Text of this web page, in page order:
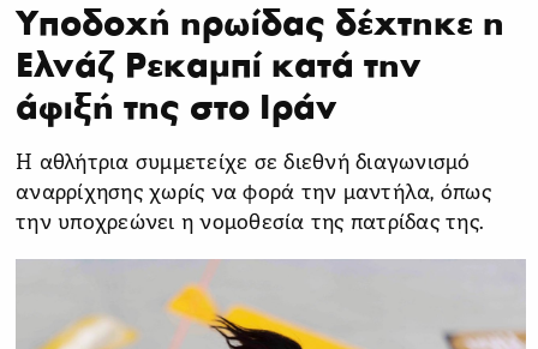
Υποδοχή ηρωίδας δέχτηκε η
Ελνάζ Ρεκαμπί κατά την
άφιξή της στο Ιράν
Η αθλήτρια συμμετείχε σε διεθνή διαγωνισμό
αναρρίχησης χωρίς να φορά την μαντήλα, όπως
την υποχρεώνει η νομοθεσία της πατρίδας της.